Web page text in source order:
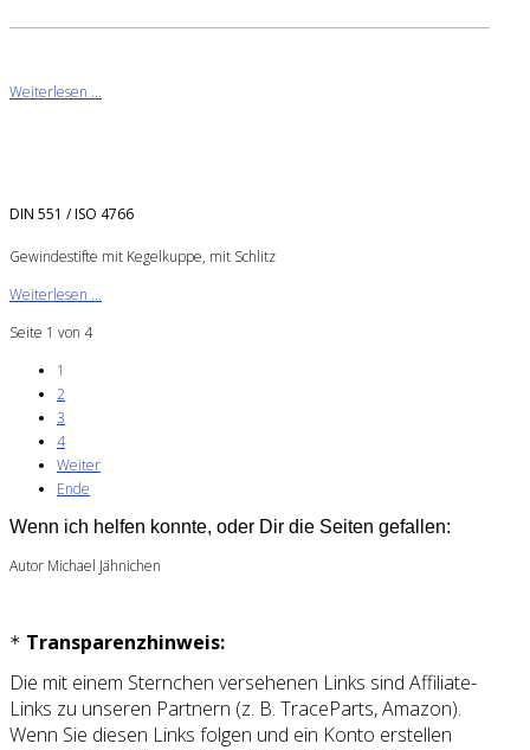
Weiterlesen ...
DIN 551 / ISO 4766
Gewindestifte mit Kegelkuppe, mit Schlitz
Weiterlesen ...
Seite 1 von 4
1
2
3
4
Weiter
Ende
Wenn ich helfen konnte, oder Dir die Seiten gefallen:
Autor Michael Jähnichen
* Transparenzhinweis:
Die mit einem Sternchen versehenen Links sind Affiliate-
Links zu unseren Partnern (z. B. TraceParts, Amazon).
Wenn Sie diesen Links folgen und ein Konto erstellen